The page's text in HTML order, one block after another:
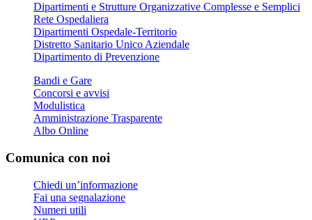
Dipartimenti e Strutture Organizzative Complesse e Semplici
Rete Ospedaliera
Dipartimenti Ospedale-Territorio
Distretto Sanitario Unico Aziendale
Dipartimento di Prevenzione
Bandi e Gare
Concorsi e avvisi
Modulistica
Amministrazione Trasparente
Albo Online
Comunica con noi
Chiedi un’informazione
Fai una segnalazione
Numeri utili